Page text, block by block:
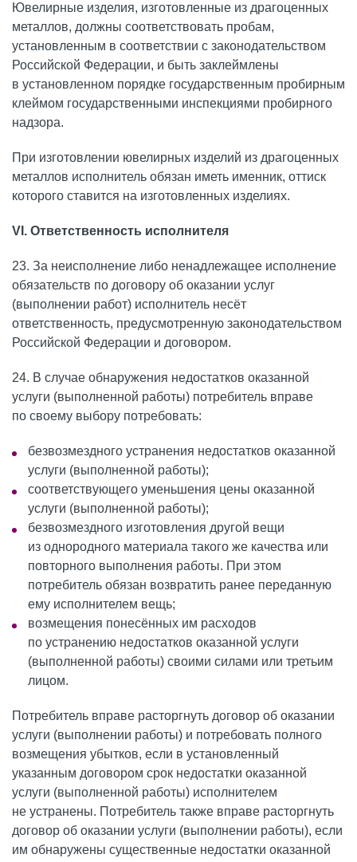
Ювелирные изделия, изготовленные из драгоценных
металлов, должны соответствовать пробам,
установленным в соответствии с законодательством
Российской Федерации, и быть заклеймлены
в установленном порядке государственным пробирным
клеймом государственными инспекциями пробирного
надзора.
При изготовлении ювелирных изделий из драгоценных
металлов исполнитель обязан иметь именник, оттиск
которого ставится на изготовленных изделиях.
VI. Ответственность исполнителя
23. За неисполнение либо ненадлежащее исполнение
обязательств по договору об оказании услуг
(выполнении работ) исполнитель несёт
ответственность, предусмотренную законодательством
Российской Федерации и договором.
24. В случае обнаружения недостатков оказанной
услуги (выполненной работы) потребитель вправе
по своему выбору потребовать:
безвозмездного устранения недостатков оказанной
услуги (выполненной работы);
соответствующего уменьшения цены оказанной
услуги (выполненной работы);
безвозмездного изготовления другой вещи
из однородного материала такого же качества или
повторного выполнения работы. При этом
потребитель обязан возвратить ранее переданную
ему исполнителем вещь;
возмещения понесённых им расходов
по устранению недостатков оказанной услуги
(выполненной работы) своими силами или третьим
лицом.
Потребитель вправе расторгнуть договор об оказании
услуги (выполнении работы) и потребовать полного
возмещения убытков, если в установленный
указанным договором срок недостатки оказанной
услуги (выполненной работы) исполнителем
не устранены. Потребитель также вправе расторгнуть
договор об оказании услуги (выполнении работы), если
им обнаружены существенные недостатки оказанной